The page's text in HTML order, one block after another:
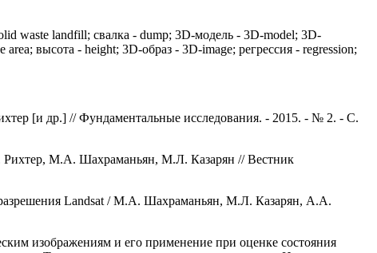
waste landfill; свалка - dump; 3D-модель - 3D-model; 3D-
высота - height; 3D-образ - 3D-image; регрессия - regression;
[и др.] // Фундаментальные исследования. - 2015. - № 2. - С.
Рихтер, М.А. Шахраманьян, М.Л. Казарян // Вестник
Landsat / М.А. Шахраманьян, М.Л. Казарян, А.А.
изображениям и его применение при оценке состояния